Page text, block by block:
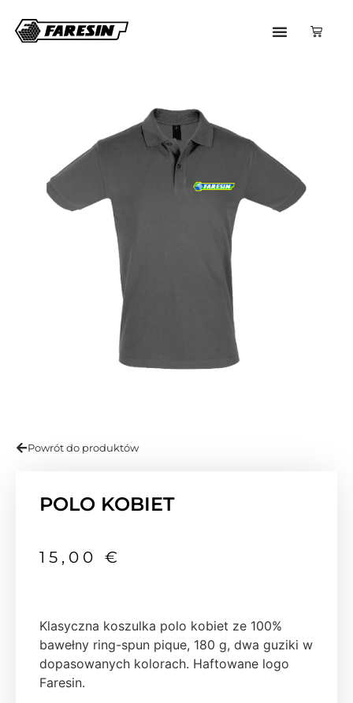
Powrót do produktów
POLO KOBIET
15,00 €
Klasyczna koszulka polo kobiet ze 100%
bawełny ring-spun pique, 180 g, dwa guziki w
dopasowanych kolorach. Haftowane logo
Faresin.